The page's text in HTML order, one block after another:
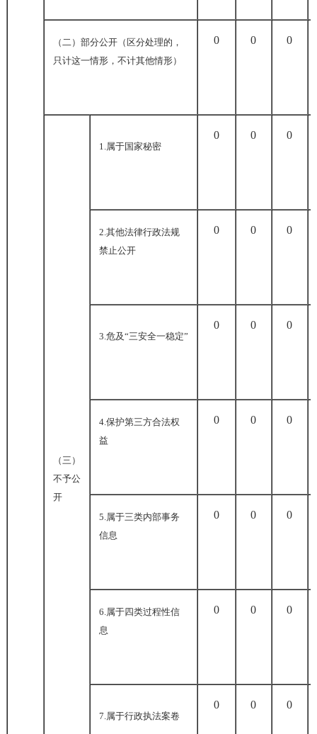
（二）部分公开（区分处理的，
只计这一情形，不计其他情形）
0 0 0
（三）
不予公
开
1.属于国家秘密
0 0 0
2.其他法律行政法规
禁止公开
0 0 0
3.危及“三安全一稳定”
0 0 0
4.保护第三方合法权
益
0 0 0
5.属于三类内部事务
信息
0 0 0
6.属于四类过程性信
息
0 0 0
7.属于行政执法案卷
0 0 0